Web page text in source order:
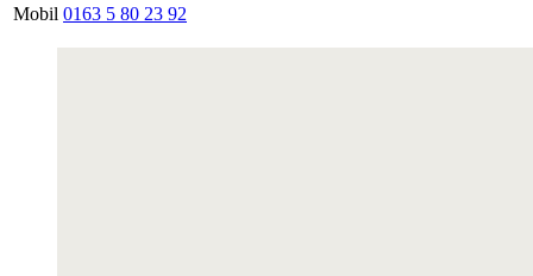
Mobil 0163 5 80 23 92